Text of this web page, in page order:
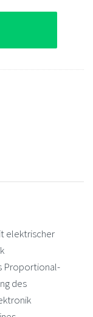
elektrischer
Proportional-
des